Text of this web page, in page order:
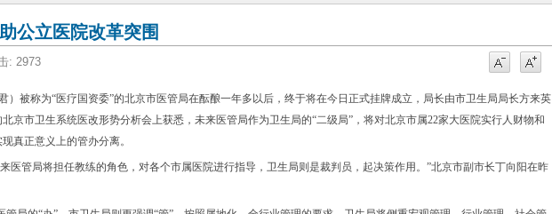
公立医院改革突围
: 2973
）被称为“医疗国资委”的北京市医管局在酝酿一年多以后，终于将在今日正式挂牌成立，局长由市卫生局局长方来英
京市卫生系统医改形势分析会上获悉，未来医管局作为卫生局的“二级局”，将对北京市属22家大医院实行人财物和
真正意义上的管办分离。
医管局将担任教练的角色，对各个市属医院进行指导，卫生局则是裁判员，起决策作用。”北京市副市长丁向阳在昨